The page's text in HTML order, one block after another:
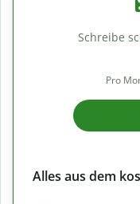
Schreibe
Pro
Alles aus dem